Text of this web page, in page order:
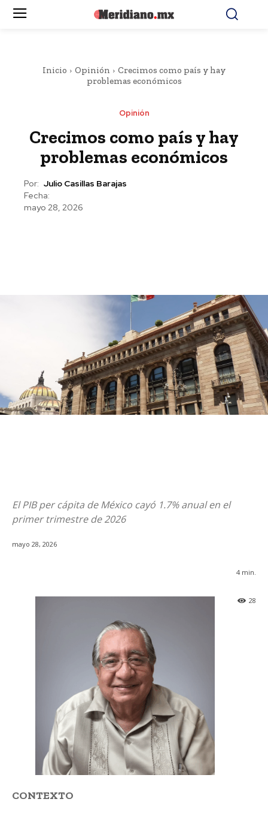
Inicio Opinión
Crecimos como país y hay
problemas económicos
Opinión
Crecimos como país y hay
problemas económicos
Por: Julio Casillas Barajas
Fecha:
mayo 28, 2026
El PIB per cápita de México cayó 1.7% anual en el
primer trimestre de 2026
mayo 28, 2026
4 min.
28
CONTEXTO